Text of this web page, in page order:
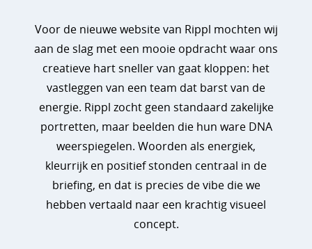
Voor de nieuwe website van Rippl mochten wij
aan de slag met een mooie opdracht waar ons
creatieve hart sneller van gaat kloppen: het
vastleggen van een team dat barst van de
energie. Rippl zocht geen standaard zakelijke
portretten, maar beelden die hun ware DNA
weerspiegelen. Woorden als energiek,
kleurrijk en positief stonden centraal in de
briefing, en dat is precies de vibe die we
hebben vertaald naar een krachtig visueel
concept.